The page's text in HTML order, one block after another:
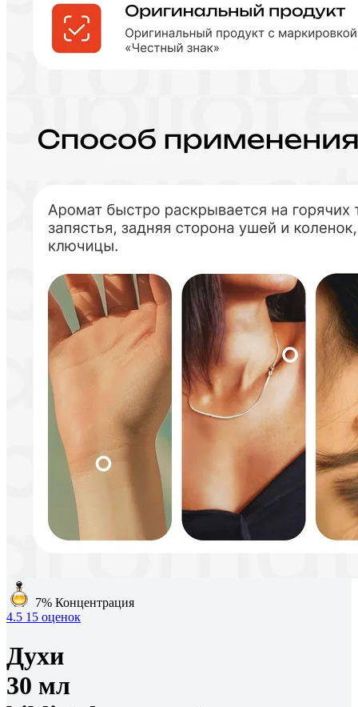
7% Концентрация
4.5 15 оценок
Духи
30 мл